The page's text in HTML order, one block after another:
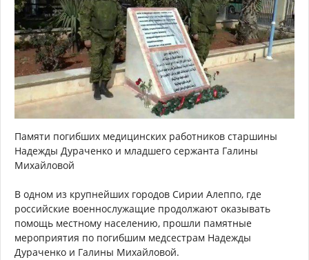
Памяти погибших медицинских работников старшины
Надежды Дураченко и младшего сержанта Галины
Михайловой
В одном из крупнейших городов Сирии Алеппо, где
российские военнослужащие продолжают оказывать
помощь местному населению, прошли памятные
мероприятия по погибшим медсестрам Надежды
Дураченко и Галины Михайловой.